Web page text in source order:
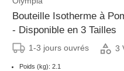
Bouteille Isotherme à
- Disponible en 3 Tailles
1-3 jours ouvrés 3
Poids (kg): 2.1